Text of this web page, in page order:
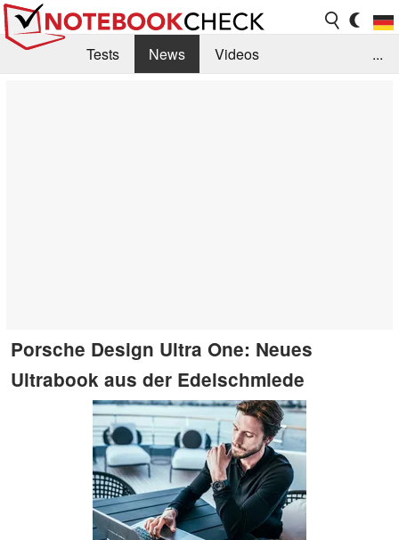
Tests News
Videos
...
Porsche Design Ultra One: Neues
Ultrabook aus der Edelschmiede